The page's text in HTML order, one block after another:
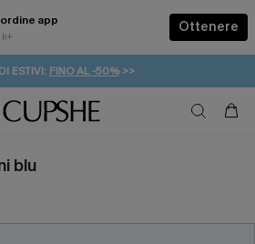
app Ottenere
DA VACANZA | ACQUISTA
ESTIVI: FINO AL -50%>>
GRATUITA DA 49€
PER I NUOVI: 20% DI SCONTO*
blu